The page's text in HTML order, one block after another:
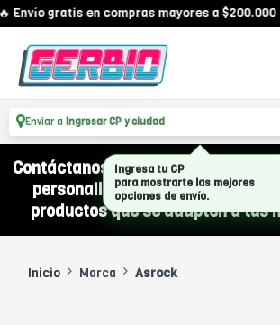
Envío gratis en compras mayores a $200.000
Enviar a Ingresar CP y ciudad
Contáctanos por WhatsApp y
personalizado para equipar a tu
productos que se adapten a tus
Inicio Marca Asrock
Ingresa tu CP
para mostrarte las mejores
opciones de envío.